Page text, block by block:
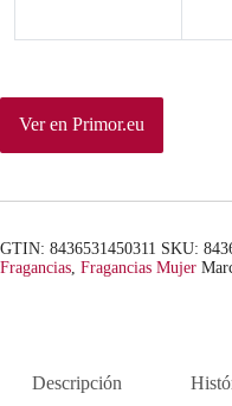
r
i
g
i
l
u
a
Ver en Primor.eu
GTIN: 8436531450311 SKU:
Fragancias Fragancias Mujer
Descripción